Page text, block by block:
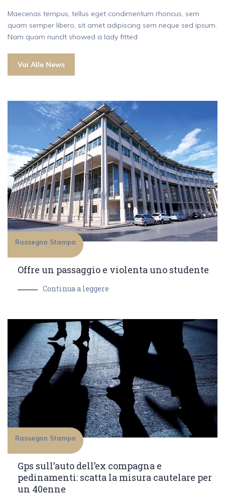
Maecenas tempus, tellus eget condimentum rhoncus, sem
quam semper libero, sit amet adipiscing sem neque sed ipsum.
Nam quam nuncIt showed a lady fitted
Vai Alle News
Rassegna Stampa
Offre un passaggio e violenta uno studente
Continua a leggere
Rassegna Stampa
Gps sull’auto dell’ex compagna e
pedinamenti: scatta la misura cautelare per
un 40enne